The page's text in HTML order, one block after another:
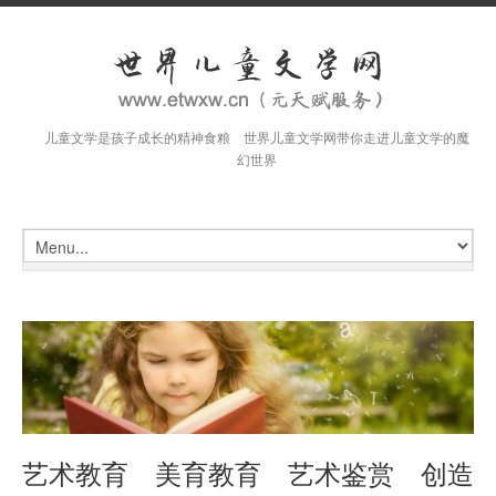
儿童文学是孩子成长的精神食粮 世界儿童文学网带你走进儿童文学的魔
幻世界
艺术教育 美育教育 艺术鉴赏 创造